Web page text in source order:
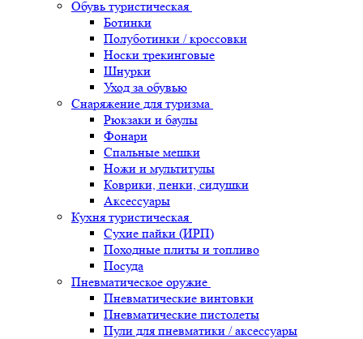
Обувь туристическая
Ботинки
Полуботинки / кроссовки
Носки трекинговые
Шнурки
Уход за обувью
Снаряжение для туризма
Рюкзаки и баулы
Фонари
Спальные мешки
Ножи и мультитулы
Коврики, пенки, сидушки
Аксессуары
Кухня туристическая
Сухие пайки (ИРП)
Походные плиты и топливо
Посуда
Пневматическое оружие
Пневматические винтовки
Пневматические пистолеты
Пули для пневматики / аксессуары